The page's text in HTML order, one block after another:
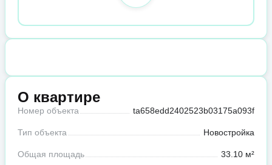
О квартире
Номер объекта ta658edd2402523b03175a093f
Тип объекта Новостройка
Общая площадь 33.10 м²